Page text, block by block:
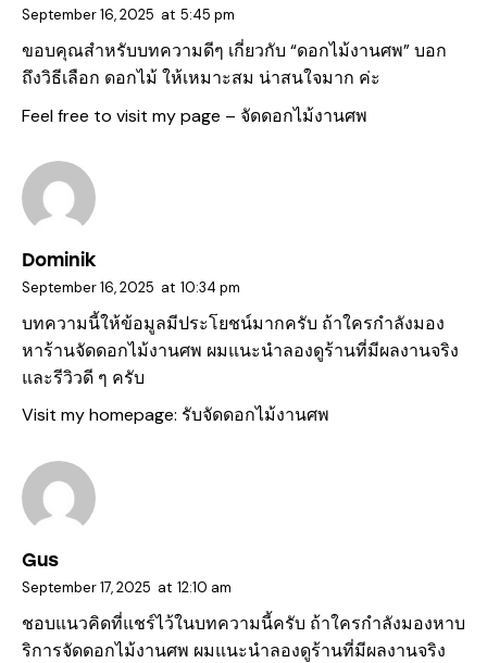
September 16, 2025 at 5:45 pm
ขอบคุณสำหรับบทความดีๆ เกี่ยวกับ “ดอกไม้งานศพ” บอก
ถึงวิธีเลือก ดอกไม้ ให้เหมาะสม น่าสนใจมาก ค่ะ
Feel free to visit my page – จัดดอกไม้งานศพ
Dominik
September 16, 2025 at 10:34 pm
บทความนี้ให้ข้อมูลมีประโยชน์มากครับ ถ้าใครกำลังมอง
หาร้านจัดดอกไม้งานศพ ผมแนะนำลองดูร้านที่มีผลงานจริง
และรีวิวดี ๆ ครับ
Visit my homepage: รับจัดดอกไม้งานศพ
Gus
September 17, 2025 at 12:10 am
ชอบแนวคิดที่แชร์ไว้ในบทความนี้ครับ ถ้าใครกำลังมองหาบ
ริการจัดดอกไม้งานศพ ผมแนะนำลองดูร้านที่มีผลงานจริง